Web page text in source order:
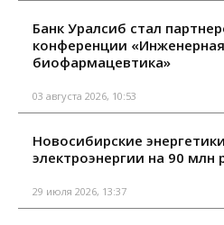
Банк Уралсиб стал
конференции
биофармацевтика»
03 августа 2026, 10:53
Новосибирские
электроэнергии на 90 млн
29 июля 2026, 13:37